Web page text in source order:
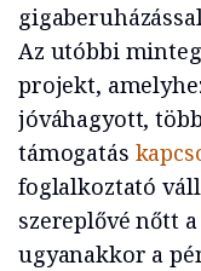
Az utóbbi
projekt,
jóváhagyott,
támogatás
foglalkoztató
szereplővé nőtt
ugyanakkor a